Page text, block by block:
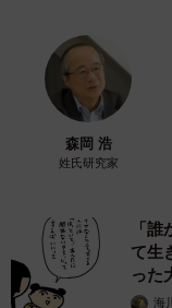
森岡 浩
姓氏研究家
「
て生
った
海